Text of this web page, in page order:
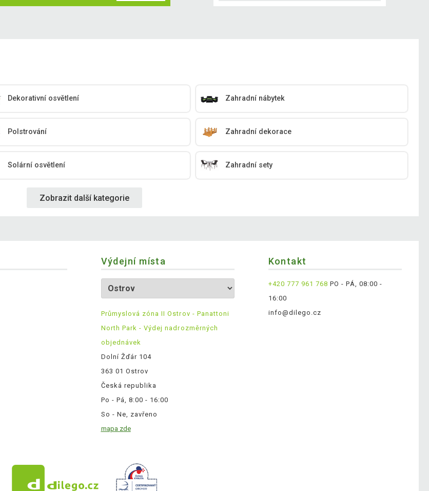
Dekorativní osvětlení Zahradní nábytek
Polstrování Zahradní dekorace
Solární osvětlení Zahradní sety
Zobrazit další kategorie
Výdejní místa
Průmyslová zóna II Ostrov - Panattoni
North Park - Výdej nadrozměrných
objednávek
Dolní Žďár 104
363 01 Ostrov
Česká republika
Po - Pá, 8:00 - 16:00
So - Ne, zavřeno
mapa zde
Kontakt
+420 777 961 768 PO - PÁ, 08:00 -
16:00
info@dilego.cz